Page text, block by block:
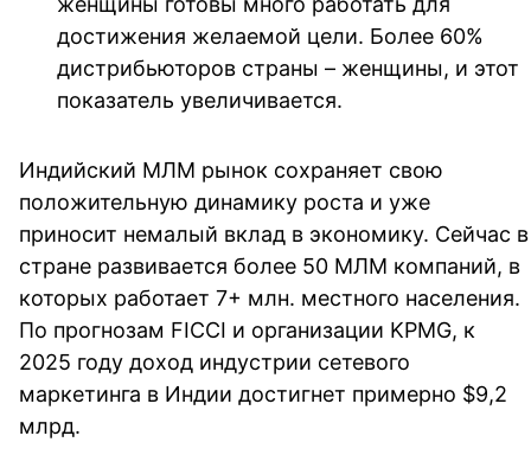
достижения желаемой цели. Более 60%
дистрибьюторов страны – женщины, и этот
показатель увеличивается.
Индийский МЛМ рынок сохраняет свою
положительную динамику роста и уже
приносит немалый вклад в экономику. Сейчас в
стране развивается более 50 МЛМ компаний, в
которых работает 7+ млн. местного населения.
По прогнозам FICCI и организации KPMG, к
2025 году доход индустрии сетевого
маркетинга в Индии достигнет примерно $9,2
млрд.